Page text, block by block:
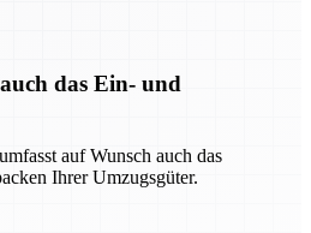
das Ein- und
auf Wunsch auch das
Ihrer Umzugsgüter.